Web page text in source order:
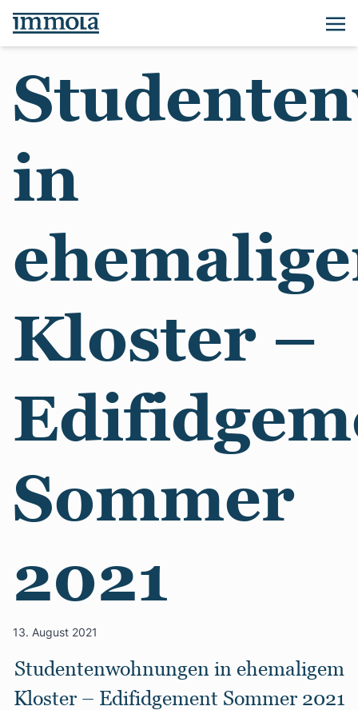
in
Kloster –
Sommer
2021
13. August 2021
Studentenwohnungen in ehemaligem
Kloster – Edifidgement Sommer 2021